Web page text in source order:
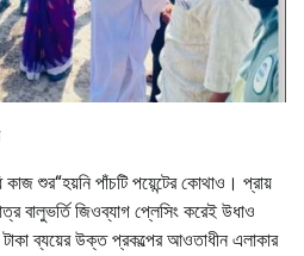
শুর“হয়নি পাঁচটি পয়েন্টের কোথাও। প্রায়
বালুভর্তি জিওব্যাগ প্লেসিং করেই উধাও
টাকা ব্যয়ের উক্ত প্রকল্পের আওতাধীন এলাকার